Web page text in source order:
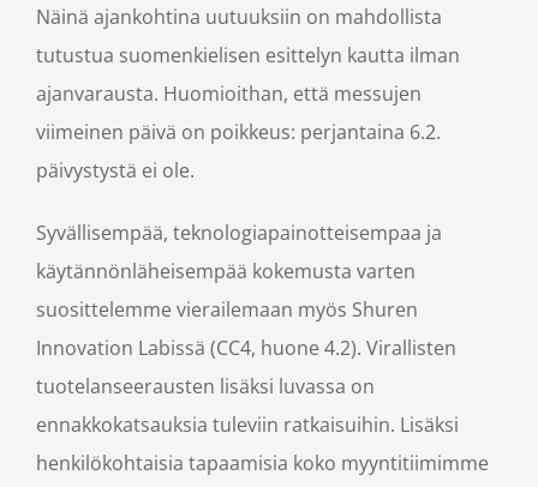
Näinä ajankohtina uutuuksiin on mahdollista
tutustua suomenkielisen esittelyn kautta ilman
ajanvarausta. Huomioithan, että messujen
viimeinen päivä on poikkeus: perjantaina 6.2.
päivystystä ei ole.
Syvällisempää, teknologiapainotteisempaa ja
käytännönläheisempää kokemusta varten
suosittelemme vierailemaan myös Shuren
Innovation Labissä (CC4, huone 4.2). Virallisten
tuotelanseerausten lisäksi luvassa on
ennakkokatsauksia tuleviin ratkaisuihin. Lisäksi
henkilökohtaisia tapaamisia koko myyntitiimimme